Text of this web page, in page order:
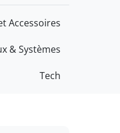
Accessoires
& Systèmes
Tech